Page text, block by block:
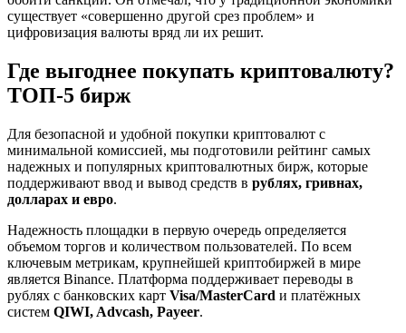
существует «совершенно другой срез проблем» и
цифровизация валюты вряд ли их решит.
Где выгоднее покупать криптовалюту?
ТОП-5 бирж
Для безопасной и удобной покупки криптовалют с
минимальной комиссией, мы подготовили рейтинг самых
надежных и популярных криптовалютных бирж, которые
поддерживают ввод и вывод средств в рублях, гривнах,
долларах и евро.
Надежность площадки в первую очередь определяется
объемом торгов и количеством пользователей. По всем
ключевым метрикам, крупнейшей криптобиржей в мире
является Binance. Платформа поддерживает переводы в
рублях с банковских карт Visa/MasterCard и платёжных
систем QIWI, Advcash, Payeer.